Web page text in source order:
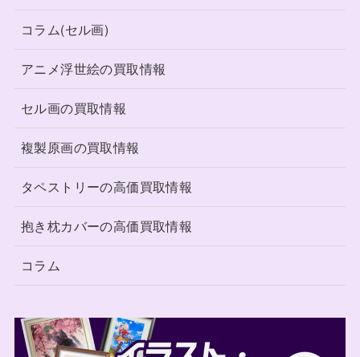
コラム(セル画)
アニメ浮世絵の買取情報
セル画の買取情報
複製原画の買取情報
タペストリーの高価買取情報
抱き枕カバーの高価買取情報
コラム